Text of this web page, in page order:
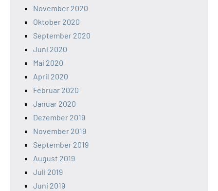
November 2020
Oktober 2020
September 2020
Juni 2020
Mai 2020
April 2020
Februar 2020
Januar 2020
Dezember 2019
November 2019
September 2019
August 2019
Juli 2019
Juni 2019